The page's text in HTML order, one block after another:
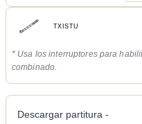
TXISTU
* Usa los interruptores para
combinado.
Descargar partitura -